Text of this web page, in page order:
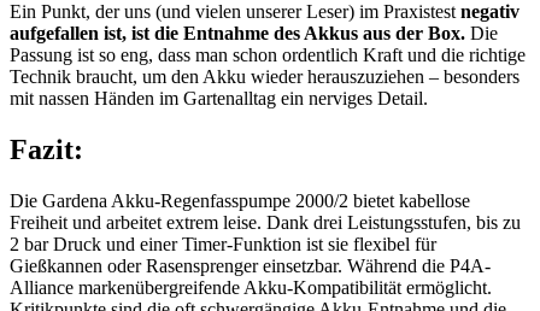
Ein Punkt, der uns (und vielen unserer Leser) im Praxistestnegativ
aufgefallen ist, ist die Entnahme des Akkus aus der Box. Die
Passung ist so eng, dass man schon ordentlich Kraft und die richtige
Technik braucht, um den Akku wieder herauszuziehen – besonders
mit nassen Händen im Gartenalltag ein nerviges Detail.
Fazit:
Die Gardena Akku-Regenfasspumpe 2000/2 bietet kabellose
Freiheit und arbeitet extrem leise. Dank drei Leistungsstufen, bis zu
2 bar Druck und einer Timer-Funktion ist sie flexibel für
Gießkannen oder Rasensprenger einsetzbar. Während die P4A-
Alliance markenübergreifende Akku-Kompatibilität ermöglicht.